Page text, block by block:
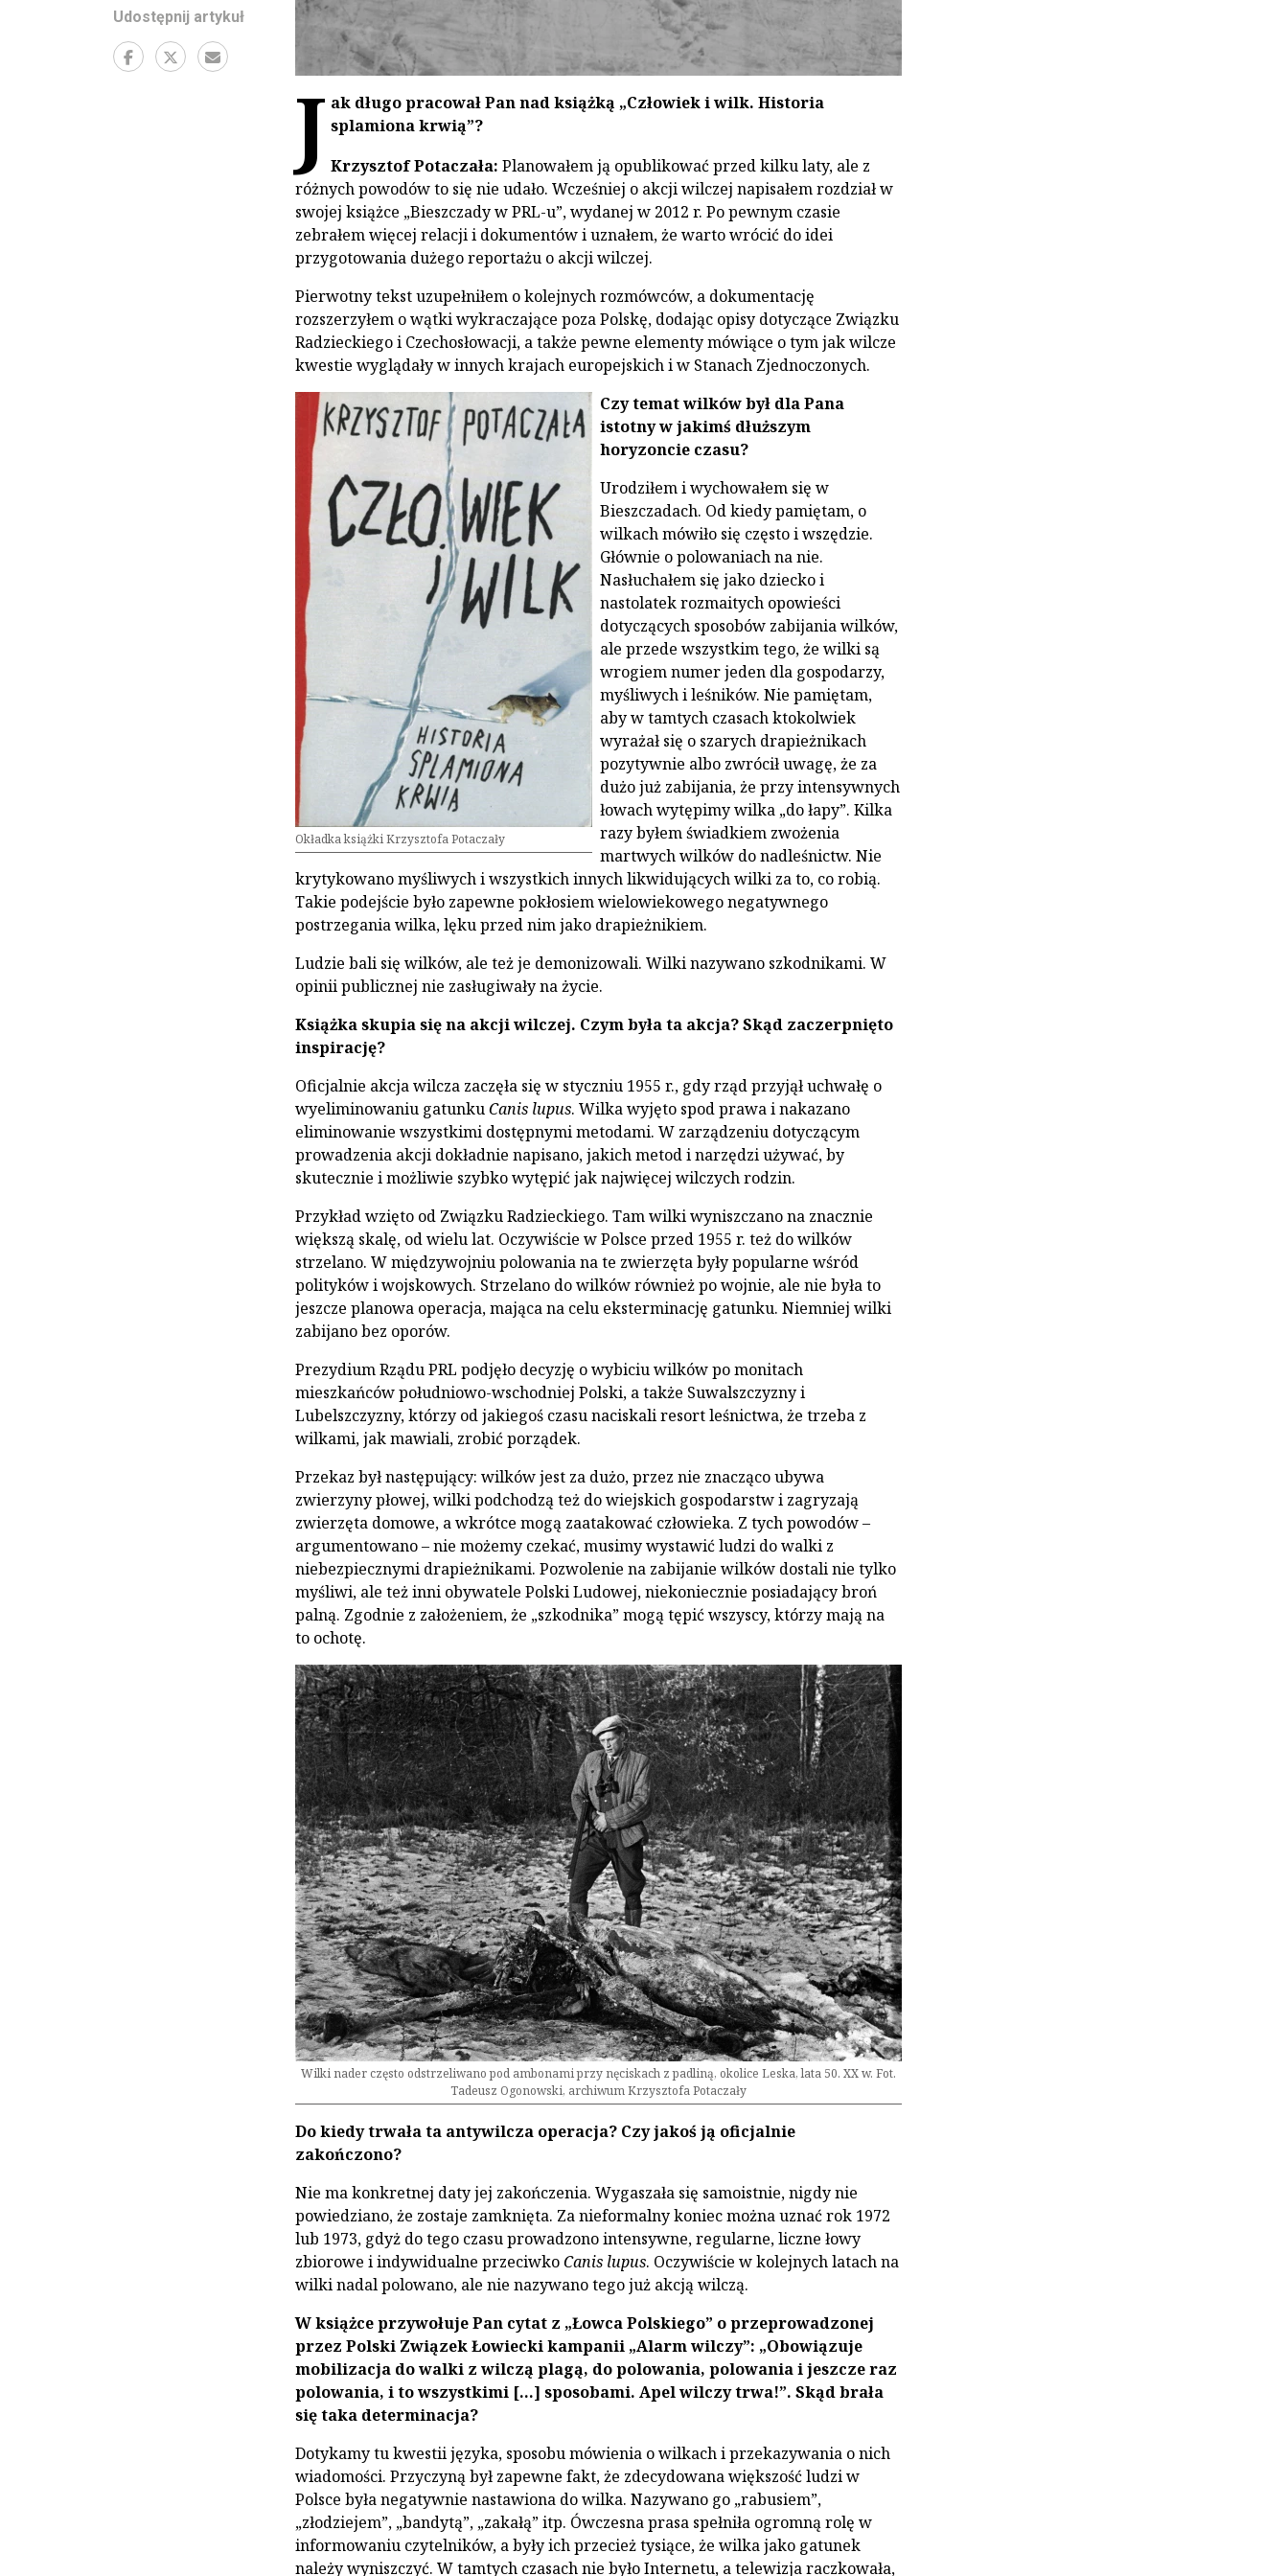
Udostępnij artykuł
J ak długo pracował Pan nad książką „Człowiek i wilk. Historia
splamiona krwią”?
Krzysztof Potaczała: Planowałem ją opublikować przed kilku laty, ale z
różnych powodów to się nie udało. Wcześniej o akcji wilczej napisałem rozdział w
swojej książce „Bieszczady w PRL-u”, wydanej w 2012 r. Po pewnym czasie
zebrałem więcej relacji i dokumentów i uznałem, że warto wrócić do idei
przygotowania dużego reportażu o akcji wilczej.
Pierwotny tekst uzupełniłem o kolejnych rozmówców, a dokumentację
rozszerzyłem o wątki wykraczające poza Polskę, dodając opisy dotyczące Związku
Radzieckiego i Czechosłowacji, a także pewne elementy mówiące o tym jak wilcze
kwestie wyglądały w innych krajach europejskich i w Stanach Zjednoczonych.
Okładka książki Krzysztofa Potaczały
Czy temat wilków był dla Pana
istotny w jakimś dłuższym
horyzoncie czasu?
Urodziłem i wychowałem się w
Bieszczadach. Od kiedy pamiętam, o
wilkach mówiło się często i wszędzie.
Głównie o polowaniach na nie.
Nasłuchałem się jako dziecko i
nastolatek rozmaitych opowieści
dotyczących sposobów zabijania wilków,
ale przede wszystkim tego, że wilki są
wrogiem numer jeden dla gospodarzy,
myśliwych i leśników. Nie pamiętam,
aby w tamtych czasach ktokolwiek
wyrażał się o szarych drapieżnikach
pozytywnie albo zwrócił uwagę, że za
dużo już zabijania, że przy intensywnych
łowach wytępimy wilka „do łapy”. Kilka
razy byłem świadkiem zwożenia
martwych wilków do nadleśnictw. Nie
krytykowano myśliwych i wszystkich innych likwidujących wilki za to, co robią.
Takie podejście było zapewne pokłosiem wielowiekowego negatywnego
postrzegania wilka, lęku przed nim jako drapieżnikiem.
Ludzie bali się wilków, ale też je demonizowali. Wilki nazywano szkodnikami. W
opinii publicznej nie zasługiwały na życie.
Książka skupia się na akcji wilczej. Czym była ta akcja? Skąd zaczerpnięto
inspirację?
Oficjalnie akcja wilcza zaczęła się w styczniu 1955 r., gdy rząd przyjął uchwałę o
wyeliminowaniu gatunkuCanis lupus. Wilka wyjęto spod prawa i nakazano
eliminowanie wszystkimi dostępnymi metodami. W zarządzeniu dotyczącym
prowadzenia akcji dokładnie napisano, jakich metod i narzędzi używać, by
skutecznie i możliwie szybko wytępić jak najwięcej wilczych rodzin.
Przykład wzięto od Związku Radzieckiego. Tam wilki wyniszczano na znacznie
większą skalę, od wielu lat. Oczywiście w Polsce przed 1955 r. też do wilków
strzelano. W międzywojniu polowania na te zwierzęta były popularne wśród
polityków i wojskowych. Strzelano do wilków również po wojnie, ale nie była to
jeszcze planowa operacja, mająca na celu eksterminację gatunku. Niemniej wilki
zabijano bez oporów.
Prezydium Rządu PRL podjęło decyzję o wybiciu wilków po monitach
mieszkańców południowo-wschodniej Polski, a także Suwalszczyzny i
Lubelszczyzny, którzy od jakiegoś czasu naciskali resort leśnictwa, że trzeba z
wilkami, jak mawiali, zrobić porządek.
Przekaz był następujący: wilków jest za dużo, przez nie znacząco ubywa
zwierzyny płowej, wilki podchodzą też do wiejskich gospodarstw i zagryzają
zwierzęta domowe, a wkrótce mogą zaatakować człowieka. Z tych powodów –
argumentowano – nie możemy czekać, musimy wystawić ludzi do walki z
niebezpiecznymi drapieżnikami. Pozwolenie na zabijanie wilków dostali nie tylko
myśliwi, ale też inni obywatele Polski Ludowej, niekoniecznie posiadający broń
palną. Zgodnie z założeniem, że „szkodnika” mogą tępić wszyscy, którzy mają na
to ochotę.
Wilki nader często odstrzeliwano pod ambonami przy nęciskach z padliną, okolice Leska, lata 50. XX w. Fot.
Tadeusz Ogonowski, archiwum Krzysztofa Potaczały
Do kiedy trwała ta antywilcza operacja? Czy jakoś ją oficjalnie
zakończono?
Nie ma konkretnej daty jej zakończenia. Wygaszała się samoistnie, nigdy nie
powiedziano, że zostaje zamknięta. Za nieformalny koniec można uznać rok 1972
lub 1973, gdyż do tego czasu prowadzono intensywne, regularne, liczne łowy
zbiorowe i indywidualne przeciwkoCanis lupus. Oczywiście w kolejnych latach na
wilki nadal polowano, ale nie nazywano tego już akcją wilczą.
W książce przywołuje Pan cytat z „Łowca Polskiego” o przeprowadzonej
przez Polski Związek Łowiecki kampanii „Alarm wilczy”: „Obowiązuje
mobilizacja do walki z wilczą plagą, do polowania, polowania i jeszcze raz
polowania, i to wszystkimi […] sposobami. Apel wilczy trwa!”. Skąd brała
się taka determinacja?
Dotykamy tu kwestii języka, sposobu mówienia o wilkach i przekazywania o nich
wiadomości. Przyczyną był zapewne fakt, że zdecydowana większość ludzi w
Polsce była negatywnie nastawiona do wilka. Nazywano go „rabusiem”,
„złodziejem”, „bandytą”, „zakałą” itp. Ówczesna prasa spełniła ogromną rolę w
informowaniu czytelników, a były ich przecież tysiące, że wilka jako gatunek
należy wyniszczyć. W tamtych czasach nie było Internetu, a telewizja raczkowała,